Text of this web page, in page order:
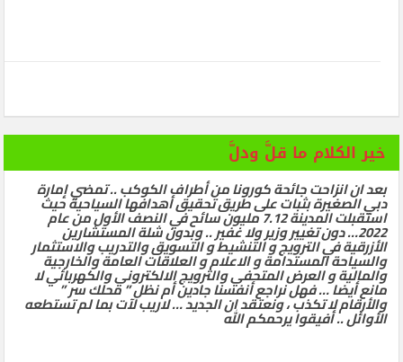
خير الكلام ما قلَّ ودلَّ
بعد ان انزاحت جائحة كورونا من أطراف الكوكب .. تمضي إمارة
دبي الصغيرة بثبات على طريق تحقيق أهدافها السياحية حيث
استقبلت المدينة 7.12 مليون سائح في النصف الأول من عام
2022… دون تغيير وزير ولا غفير .. وبدون شلة المستشارين
الأزرقية في الترويج و التنشيط و التسويق والتدريب والاستثمار
والسياحة المستدامة و الاعلام و العلاقات العامة والخارجية
والمالية و العرض المتحفي والترويج الالكتروني والكهربائي لا
مانع أيضا … فهل نراجع أنفسنا جادين أم نظل ” محلك سر ”
والأرقام لا تكذب ، ونعتقد ان الجديد … لاريب لآت بما لم تستطعه
الأوائل .. أفيقوا يرحمكم الله